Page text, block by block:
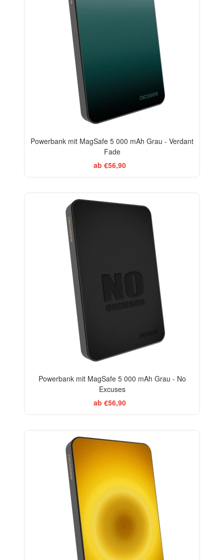
Powerbank mit MagSafe 5 000 mAh Grau - Verdant
Fade
ab €56,90
Powerbank mit MagSafe 5 000 mAh Grau - No
Excuses
ab €56,90